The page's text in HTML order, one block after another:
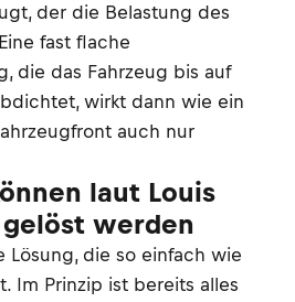
der die Belastung des
fast flache
die das Fahrzeug bis auf
wirkt dann wie ein
auch nur
laut Louis
werden
Lösung, die so einfach wie
Im Prinzip ist bereits alles